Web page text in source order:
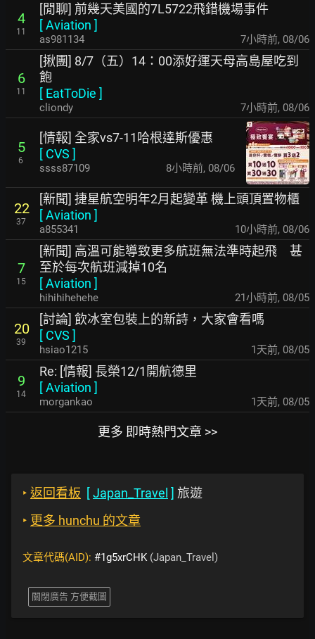
4
11
[閒聊] 前幾天美國的7L5722飛錯機場事件
[Aviation ]
as981134 7小時前, 08/06
6
11
[揪團] 8/7（五）14：00添好運天母高島屋吃到
飽
[ EatToDie ]
cliondy 7小時前, 08/06
5
6
[情報] 全家vs7-11哈根達斯優惠
[ CVS ]
ssss87109 8小時前, 08/06
22
37
[新聞] 捷星航空明年2月起變革 機上頭頂置物櫃
[Aviation ]
a855341 10小時前, 08/06
7
15
[新聞] 高溫可能導致更多航班無法準時起飛 甚
至於每次航班減掉10名
[Aviation ]
hihihihehehe 21小時前, 08/05
20
39
[討論] 飲冰室包裝上的新詩，大家會看嗎
[ CVS ]
hsiao1215 1天前, 08/05
9
14
Re: [情報] 長榮12/1開航德里
[Aviation ]
morgankao 1天前, 08/05
更多 即時熱門文章 >>
‣ 返回看板 [Japan_Travel ] 旅遊
‣ 更多 hunchu 的文章
文章代碼(AID): #1g5xrCHK(Japan_Travel)
關閉廣告 方便截圖